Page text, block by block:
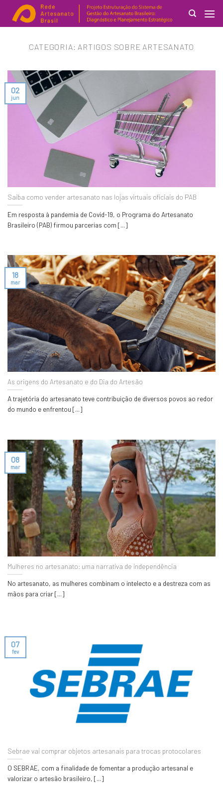
for:
CATEGORIA: ARTIGOS SOBRE ARTESANATO
Saiba como vender artesanato nas lojas virtuais oficiais do PAB
Em resposta à pandemia de Covid-19, o Programa do Artesanato
Brasileiro (PAB) firmou parcerias com [...]
02
jun
As origens do Artesanato e do Dia do Artesão
A trajetória do artesanato teve contribuição de diversos povos ao redor
do mundo e enfrentou [...]
18
mar
Mulheres no artesanato: uma narrativa de independência
No artesanato, as mulheres combinam o intelecto e a destreza com as
mãos para criar [...]
08
mar
Sebrae vai comprar objetos artesanais para trocas protocolares
O SEBRAE, com a finalidade de fomentar a produção artesanal e
valorizar o artesão brasileiro, [...]
07
fev